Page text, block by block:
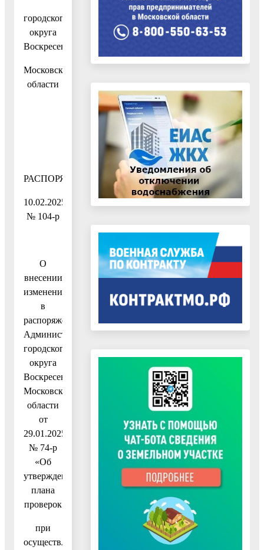
городского
округа
Воскресенск
Московской
области
РАСПОРЯЖЕНИЕ
10.02.2025
№ 104-р
О
внесении
изменения
в
распоряжение
Администрации
городского
округа
Воскресенск
Московской
области
от
29.01.2025
№ 74-р
«Об
утверждении
плана
проверок
при
осуществлении